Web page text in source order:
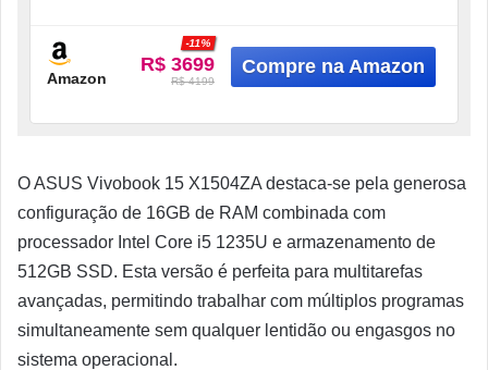
Amazon
R$ 3699
-11%
R$ 4199
O ASUS Vivobook 15 X1504ZA destaca-se pela generosa
configuração de 16GB de RAM combinada com
processador Intel Core i5 1235U e armazenamento de
512GB SSD. Esta versão é perfeita para multitarefas
avançadas, permitindo trabalhar com múltiplos programas
simultaneamente sem qualquer lentidão ou engasgos no
sistema operacional.